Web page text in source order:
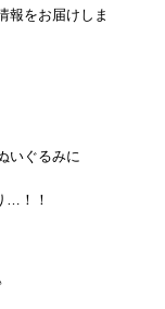
報をお届けしま
いぐるみに
…！！